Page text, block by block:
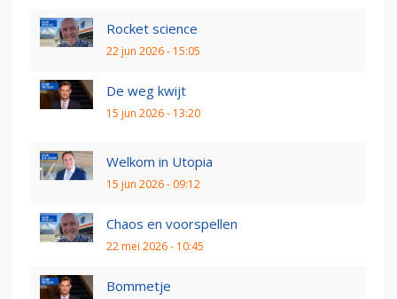
Rocket science
22 jun 2026 - 15:05
De weg kwijt
15 jun 2026 - 13:20
Welkom in Utopia
15 jun 2026 - 09:12
Chaos en voorspellen
22 mei 2026 - 10:45
Bommetje